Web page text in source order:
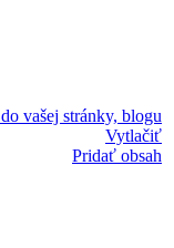
do vašej stránky, blogu
Vytlačiť
Pridať obsah